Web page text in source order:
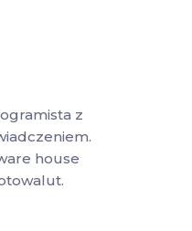
z
house